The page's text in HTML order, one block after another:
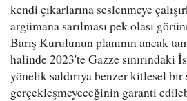
kendi çıkarlarına seslenmeye
argümana sarılması pek olası
Barış Kurulunun planının ancak
halinde 2023'te Gazze sınırındaki
yönelik saldırıya benzer kitlesel bir
gerçekleşmeyeceğinin garanti